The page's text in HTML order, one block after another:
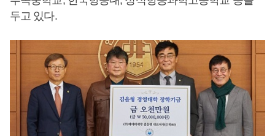
두고 있다.